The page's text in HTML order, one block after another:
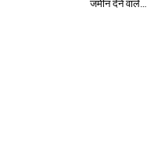
जमीन देने वाले…